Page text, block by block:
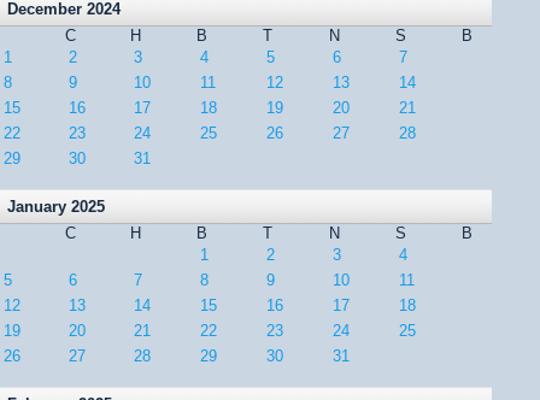
December 2024
C
H B T N S
B
1
2 3 4 5 6
7
8
9 10 11 12 13
14
15
16 17 18 19 20
21
22
23 24 25 26 27
28
29
30 31
January 2025
C
H B T N S
B
1
2 3
4
5
6 7 8 9 10
11
12
13 14 15 16 17
18
19
20 21 22 23 24
25
26
27 28 29 30 31